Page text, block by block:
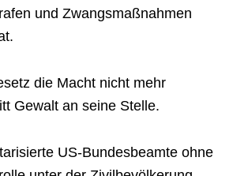
und Zwangsmaßnahmen
die Macht nicht mehr
Gewalt an seine Stelle.
US-Bundesbeamte ohne